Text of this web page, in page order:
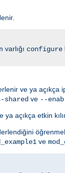
varlığı configure
ve ya açıkça
shared ve --
ya açıkça etkin
ve